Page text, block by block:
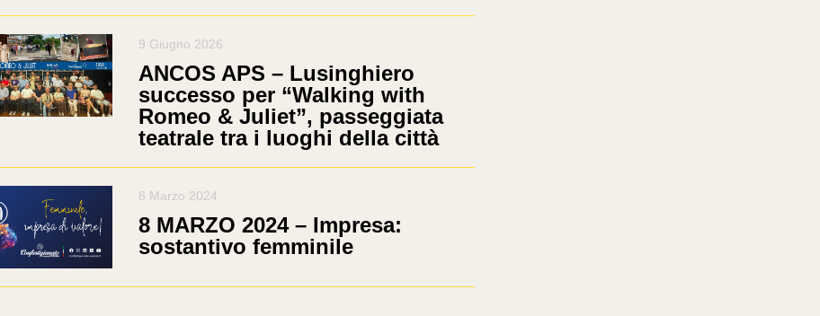
9 Giugno 2026
ANCOS APS – Lusinghiero
successo per “Walking with
Romeo & Juliet”, passeggiata
teatrale tra i luoghi della città
8 Marzo 2024
8 MARZO 2024 – Impresa:
sostantivo femminile